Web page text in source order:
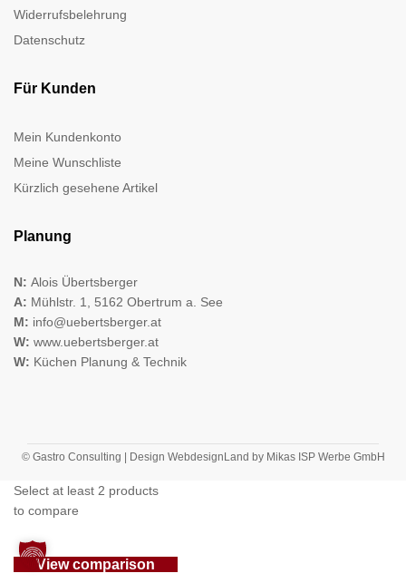
Widerrufsbelehrung
Datenschutz
Für Kunden
Mein Kundenkonto
Meine Wunschliste
Kürzlich gesehene Artikel
Planung
N: Alois Übertsberger
A: Mühlstr. 1, 5162 Obertrum a. See
M: info@uebertsberger.at
W: www.uebertsberger.at
W: Küchen Planung & Technik
© Gastro Consulting | Design WebdesignLand by Mikas ISP Werbe GmbH
Select at least 2 products
to compare
View comparison